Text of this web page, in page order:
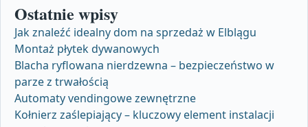
Ostatnie wpisy
Jak znaleźć idealny dom na sprzedaż w Elblągu
Montaż płytek dywanowych
Blacha ryflowana nierdzewna – bezpieczeństwo w
parze z trwałością
Automaty vendingowe zewnętrzne
Kołnierz zaślepiający – kluczowy element instalacji